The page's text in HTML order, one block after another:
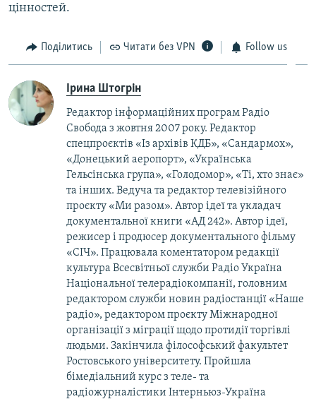
цінностей.
Поділитись Читати без VPN Follow us
Ірина Штогрін
Редактор інформаційних програм Радіо
Свобода з жовтня 2007 року. Редактор
спецпроєктів «Із архівів КДБ», «Сандармох»,
«Донецький аеропорт», «Українська
Гельсінська група», «Голодомор», «Ті, хто знає»
та інших. Ведуча та редактор телевізійного
проєкту «Ми разом». Автор ідеї та укладач
документальної книги «АД 242». Автор ідеї,
режисер і продюсер документального фільму
«СІЧ». Працювала коментатором редакції
культура Всесвітньої служби Радіо Україна
Національної телерадіокомпанії, головним
редактором служби новин радіостанції «Наше
радіо», редактором проєкту Міжнародної
організації з міграції щодо протидії торгівлі
людьми. Закінчила філософський факультет
Ростовського університету. Пройшла
бімедіальний курс з теле- та
радіожурналістики Інтерньюз-Україна